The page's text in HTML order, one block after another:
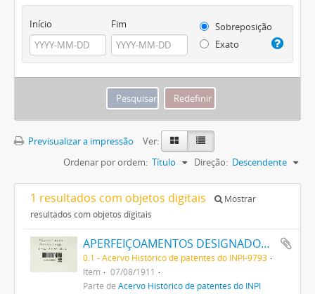
Início Fim
Sobreposição
Exato
Previsualizar a impressão
Ver:
Ordenar por ordem: Título Direção: Descendente
1 resultados com objetos digitais
Mostrar
resultados com objetos digitais
APERFEIÇOAMENTOS DESIGNADOS A, RELATIVOS A APPARELHOS DE RODAGEM DE CARROS DE ESTRADAS DE FERRO
0.1 - Acervo Histórico de patentes do INPI-9793
Item
07/08/1911
Parte de Acervo Histórico de patentes do INPI